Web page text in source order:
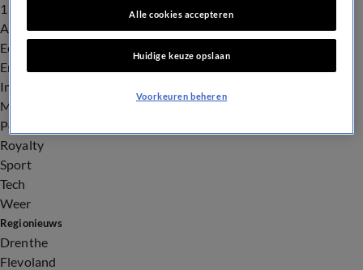
112
Advies & Tips
Economie
Entertainment
Infrastructuur
Milieu en Gezondheid
Politiek
Royalty
Sport
Tech
Weer
Regionieuws
Drenthe
Flevoland
Alle cookies accepteren
Huidige keuze opslaan
Voorkeuren beheren